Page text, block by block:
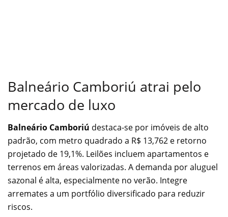
Balneário Camboriú atrai pelo
mercado de luxo
Balneário Camboriú destaca-se por imóveis de alto
padrão, com metro quadrado a R$ 13,762 e retorno
projetado de 19,1%. Leilões incluem apartamentos e
terrenos em áreas valorizadas. A demanda por aluguel
sazonal é alta, especialmente no verão. Integre
arremates a um portfólio diversificado para reduzir
riscos.